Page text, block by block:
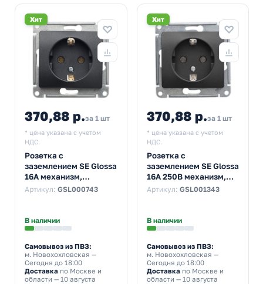
Хит
370,88 р.за 1 шт
* цена указана с учетом
НДС.
Розетка с
заземлением SE Glossa
16А механизм,
антрацит
Артикул: GSL000743
В наличии
Самовывоз из ПВЗ:
м. Новохохловская —
Сегодня до 18:00
Доставка по Москве и
области — 10 августа
Хит
370,88 р.за 1 шт
* цена указана с учетом
НДС.
Розетка с
заземлением SE Glossa
16А 250В механизм,
графит
Артикул: GSL001343
В наличии
Самовывоз из ПВЗ:
м. Новохохловская —
Сегодня до 18:00
Доставкапо Москве и
области — 10 августа